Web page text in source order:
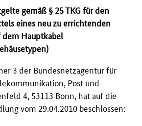
gemäß § 25TKG für den
eines neu zu errichtenden
Hauptkabel
3 der Bundesnetzagentur für
Post und
4, 53113 Bonn, hat auf die
vom 29.04.2010 beschlossen: